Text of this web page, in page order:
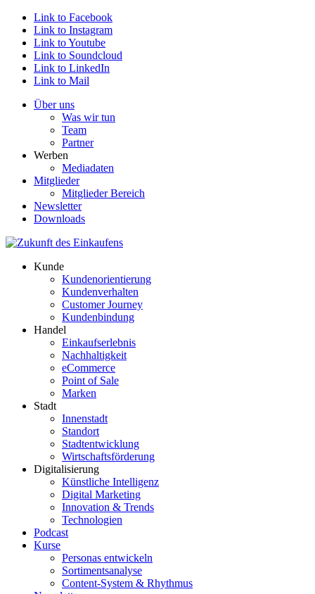
Link to Facebook
Link to Instagram
Link to Youtube
Link to Soundcloud
Link to LinkedIn
Link to Mail
Über uns
Was wir tun
Team
Partner
Werben
Mediadaten
Mitglieder
Mitglieder Bereich
Newsletter
Downloads
Kunde
Kundenorientierung
Kundenverhalten
Customer Journey
Kundenbindung
Handel
Einkaufserlebnis
Nachhaltigkeit
eCommerce
Point of Sale
Marken
Stadt
Innenstadt
Standort
Stadtentwicklung
Wirtschaftsförderung
Digitalisierung
Künstliche Intelligenz
Digital Marketing
Innovation & Trends
Technologien
Podcast
Kurse
Personas entwickeln
Sortimentsanalyse
Content-System & Rhythmus